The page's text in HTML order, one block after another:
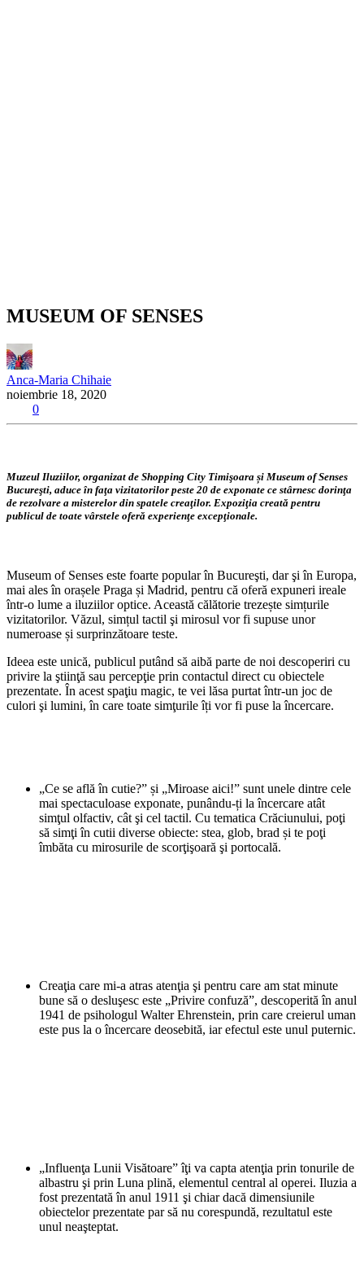
MUSEUM OF SENSES
Anca-Maria Chihaie
noiembrie 18, 2020
0
Muzeul Iluziilor, organizat de Shopping City Timişoara și Museum of Senses
Bucureşti, aduce în faţa vizitatorilor peste 20 de exponate ce stârnesc dorinţa
de rezolvare a misterelor din spatele creaţilor. Expoziţia creată pentru
publicul de toate vârstele oferă experienţe excepţionale.
Museum of Senses este foarte popular în Bucureşti, dar şi în Europa,
mai ales în orașele Praga și Madrid, pentru că oferă expuneri ireale
într-o lume a iluziilor optice. Această călătorie trezește simțurile
vizitatorilor. Văzul, simțul tactil şi mirosul vor fi supuse unor
numeroase și surprinzătoare teste.
Ideea este unică, publicul putând să aibă parte de noi descoperiri cu
privire la ştiinţă sau percepţie prin contactul direct cu obiectele
prezentate. În acest spaţiu magic, te vei lăsa purtat într-un joc de
culori şi lumini, în care toate simţurile îți vor fi puse la încercare.
„Ce se află în cutie?” și „Miroase aici!” sunt unele dintre cele
mai spectaculoase exponate, punându-ți la încercare atât
simţul olfactiv, cât şi cel tactil. Cu tematica Crăciunului, poţi
să simţi în cutii diverse obiecte: stea, glob, brad și te poţi
îmbăta cu mirosurile de scorţişoară şi portocală.
Creaţia care mi-a atras atenţia şi pentru care am stat minute
bune să o desluşesc este „Privire confuză”, descoperită în anul
1941 de psihologul Walter Ehrenstein, prin care creierul uman
este pus la o încercare deosebită, iar efectul este unul puternic.
„Influenţa Lunii Visătoare” îţi va capta atenţia prin tonurile de
albastru şi prin Luna plină, elementul central al operei. Iluzia a
fost prezentată în anul 1911 şi chiar dacă dimensiunile
obiectelor prezentate par să nu corespundă, rezultatul este
unul neaşteptat.